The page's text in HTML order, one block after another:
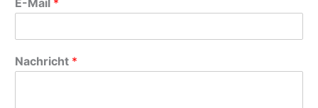
Nachricht *